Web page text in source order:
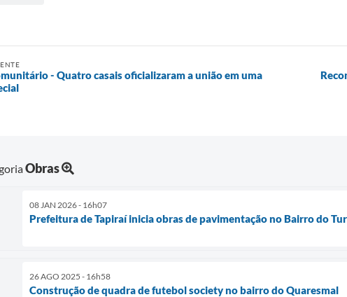
- Quatro casais oficializaram a união em uma
Obras
08 JAN 2026 - 16h07
Prefeitura de Tapiraí inicia obras de pavimentação no Bairro do
26 AGO 2025 - 16h58
Construção de quadra de futebol society no bairro do Quaresmal